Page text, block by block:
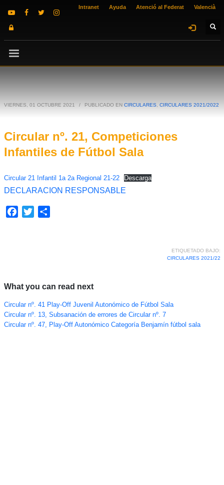
Intranet Ayuda Atenció al Federat Valencià
VIERNES, 01 OCTUBRE 2021 / PUBLICADO EN CIRCULARES CIRCULARES 2021/2022
Circular nº. 21, Competiciones
Infantiles de Fútbol Sala
Circular 21 Infantil 1a 2a Regional 21-22 Descarga
DECLARACION RESPONSABLE
Facebook
Twitter
ETIQUETADO BAJO:
CIRCULARES 2021/22
What you can read next
Circular nº. 41 Play-Off Juvenil Autonómico de Fútbol Sala
Circular nº. 13, Subsanación de errores de Circular nº. 7
Circular nº. 47, Play-Off Autonómico Categoría Benjamín fútbol sala